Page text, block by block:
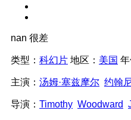
nan 很差
类型： 科幻片 地区： 美国 年
主演： 汤姆·塞兹摩尔 约翰
导演： Timothy Woodward